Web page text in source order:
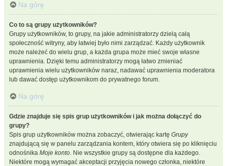
Na górę
Co to są grupy użytkowników?
Grupy użytkowników, to grupy, na jakie administratorzy dzielą całą
społeczność witryny, aby łatwiej było nimi zarządzać. Każdy użytkownik
może należeć do wielu grup, a każda grupa może mieć swoje własne
uprawnienia. Dzięki temu administratorzy mogą łatwo zmieniać
uprawnienia wielu użytkowników naraz, nadawać uprawnienia moderatora
lub dawać dostęp użytkownikom do prywatnego forum.
Na górę
Gdzie znajduje się spis grup użytkowników i jak można dołączyć do
grupy?
Spis grup użytkowników można zobaczyć, otwierając kartę Grupy
znajdującą się w panelu zarządzania kontem, który otwiera się po kliknięciu
odnośnika Moje konto. Nie wszystkie grupy są dostępne dla każdego.
Niektóre mogą wymagać akceptacji przyjęcia nowego członka, niektóre